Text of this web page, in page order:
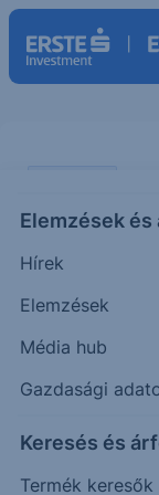
Elemzések és
Hírek
Elemzések
Média hub
Gazdasági
Keresés és
Termék keresők
Alphabet
A Google
konferenciáján